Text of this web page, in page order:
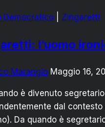
cambiato?
Democratico Zingaretti
l’uomo
Marangio Maggio 16,
è divenuto
dal
Da quando è